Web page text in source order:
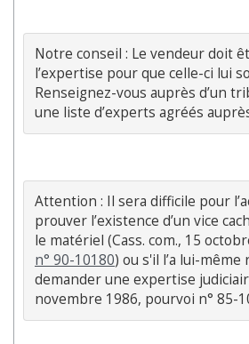
Notre conseil : Le vendeur doit
l’expertise pour que celle-ci lui
Renseignez-vous auprès d’un
une liste d’experts agréés
Attention : Il sera difficile pour
prouver l’existence d’un vice
le matériel (Cass. com., 15
n° 90-10180) ou s'il l’a lui-même
demander une expertise
novembre 1986, pourvoi n° 85-